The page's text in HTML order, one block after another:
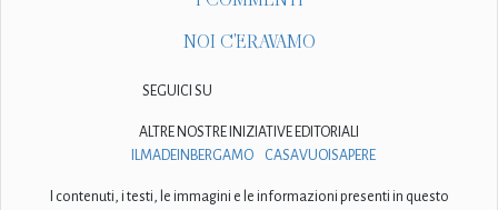
NOI C'ERAVAMO
SEGUICI SU
ALTRE NOSTRE INIZIATIVE EDITORIALI
ILMADEINBERGAMO
CASAVUOISAPERE
I contenuti, i testi, le immagini e le informazioni presenti in questo